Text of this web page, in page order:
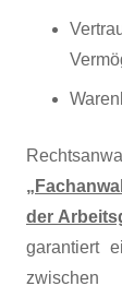
der
garantiert